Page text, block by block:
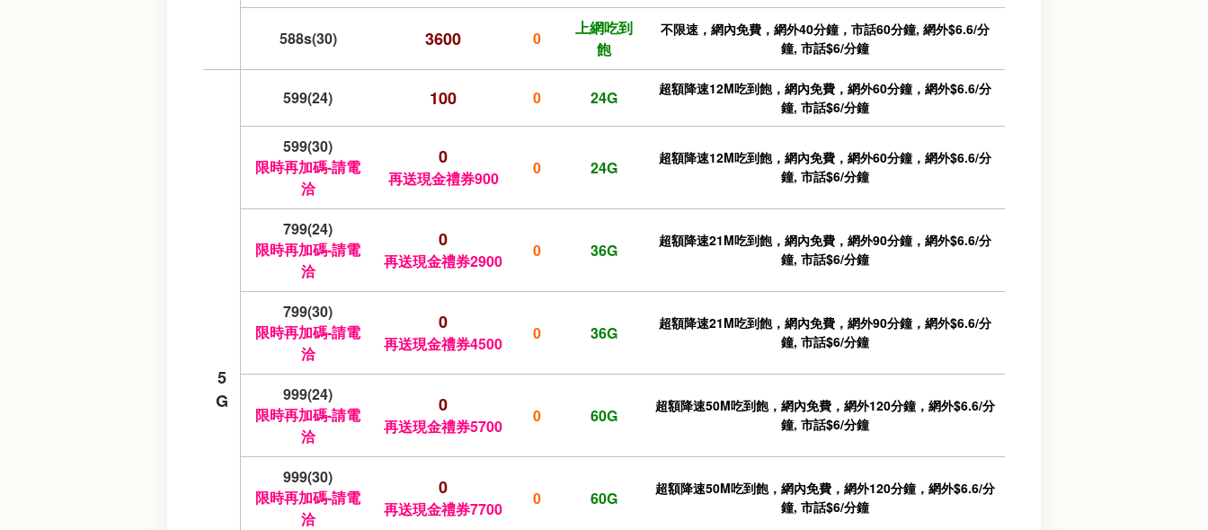
588s(30) 3600 0
上網吃到
飽
不限速，網內免費，網外40分鐘，市話60分鐘, 網外$6.6/分
鐘, 市話$6/分鐘
5
G
599(24) 100 0 24G
超額降速12M吃到飽，網內免費，網外60分鐘，網外$6.6/分
鐘, 市話$6/分鐘
599(30)
限時再加碼-請電
洽
0
再送現金禮券900
0 24G
超額降速12M吃到飽，網內免費，網外60分鐘，網外$6.6/分
鐘, 市話$6/分鐘
799(24)
限時再加碼-請電
洽
0
再送現金禮券2900
0 36G
超額降速21M吃到飽，網內免費，網外90分鐘，網外$6.6/分
鐘, 市話$6/分鐘
799(30)
限時再加碼-請電
洽
0
再送現金禮券4500
0 36G
超額降速21M吃到飽，網內免費，網外90分鐘，網外$6.6/分
鐘, 市話$6/分鐘
999(24)
限時再加碼-請電
洽
0
再送現金禮券5700
0 60G
超額降速50M吃到飽，網內免費，網外120分鐘，網外$6.6/分
鐘, 市話$6/分鐘
999(30)
限時再加碼-請電
洽
0
再送現金禮券7700
0 60G
超額降速50M吃到飽，網內免費，網外120分鐘，網外$6.6/分
鐘, 市話$6/分鐘